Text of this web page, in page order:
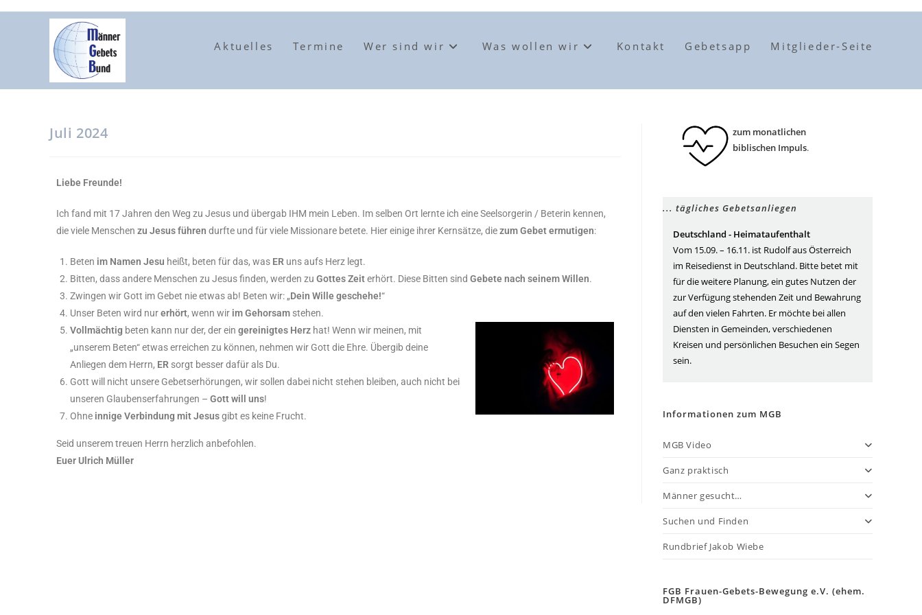
Aktuelles Termine Wer sind wir Was wollen wir Kontakt Gebetsapp Mitglieder-Seite
Juli 2024
Liebe Freunde!
Ich fand mit 17 Jahren den Weg zu Jesus und übergab IHM mein Leben. Im selben Ort lernte ich eine Seelsorgerin / Beterin kennen,
die viele Menschen zu Jesus führen durfte und für viele Missionare betete. Hier einige ihrer Kernsätze, diezum Gebet ermutigen:
Beten im Namen Jesu heißt, beten für das, was ER uns aufs Herz legt.
Bitten, dass andere Menschen zu Jesus finden, werden zu Gottes Zeiterhört. Diese Bitten sind Gebete nach seinem Willen.
Zwingen wir Gott im Gebet nie etwas ab! Beten wir: „Dein Wille geschehe!“
Unser Beten wird nurerhört, wenn wir im Gehorsam stehen.
Vollmächtig beten kann nur der, der ein gereinigtes Herz hat! Wenn wir meinen, mit
„unserem Beten“ etwas erreichen zu können, nehmen wir Gott die Ehre. Übergib deine
Anliegen dem Herrn, ER sorgt besser dafür als Du.
Gott will nicht unsere Gebetserhörungen, wir sollen dabei nicht stehen bleiben, auch nicht bei
unseren Glaubenserfahrungen – Gott will uns!
Ohne innige Verbindung mit Jesusgibt es keine Frucht.
Seid unserem treuen Herrn herzlich anbefohlen.
Euer Ulrich Müller
zum monatlichen
biblischen Impuls.
... tägliches Gebetsanliegen
Deutschland - Heimataufenthalt
Vom 15.09. – 16.11. ist Rudolf aus Österreich
im Reisedienst in Deutschland. Bitte betet mit
für die weitere Planung, ein gutes Nutzen der
zur Verfügung stehenden Zeit und Bewahrung
auf den vielen Fahrten. Er möchte bei allen
Diensten in Gemeinden, verschiedenen
Kreisen und persönlichen Besuchen ein Segen
sein.
Informationen zum MGB
MGB Video
Ganz praktisch
Männer gesucht…
Suchen und Finden
Rundbrief Jakob Wiebe
FGB Frauen-Gebets-Bewegung e.V. (ehem.
DFMGB)